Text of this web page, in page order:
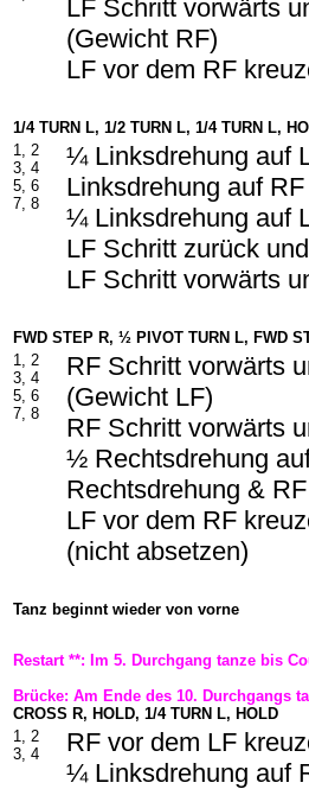
LF Schritt vorwärts
(Gewicht RF)
LF vor dem RF
1/4 TURN L, 1/2 TURN L, 1/4 TURN L,
1, 2
3, 4
5, 6
7, 8
¼ Linksdrehung auf
Linksdrehung auf
¼ Linksdrehung auf
LF Schritt zurück
LF Schritt vorwärts
FWD STEP R, ½ PIVOT TURN L, FWD
1, 2
3, 4
5, 6
7, 8
RF Schritt vorwärts
(Gewicht LF)
RF Schritt vorwärts
½ Rechtsdrehung
Rechtsdrehung &
LF vor dem RF
(nicht absetzen)
Tanz beginnt wieder von vorne
Restart **: Im 5. Durchgang tanze bis
Brücke: Am Ende des 10. Durchgangs
CROSS R, HOLD, 1/4 TURN L, HOLD
1, 2
3, 4
RF vor dem LF
¼ Linksdrehung auf